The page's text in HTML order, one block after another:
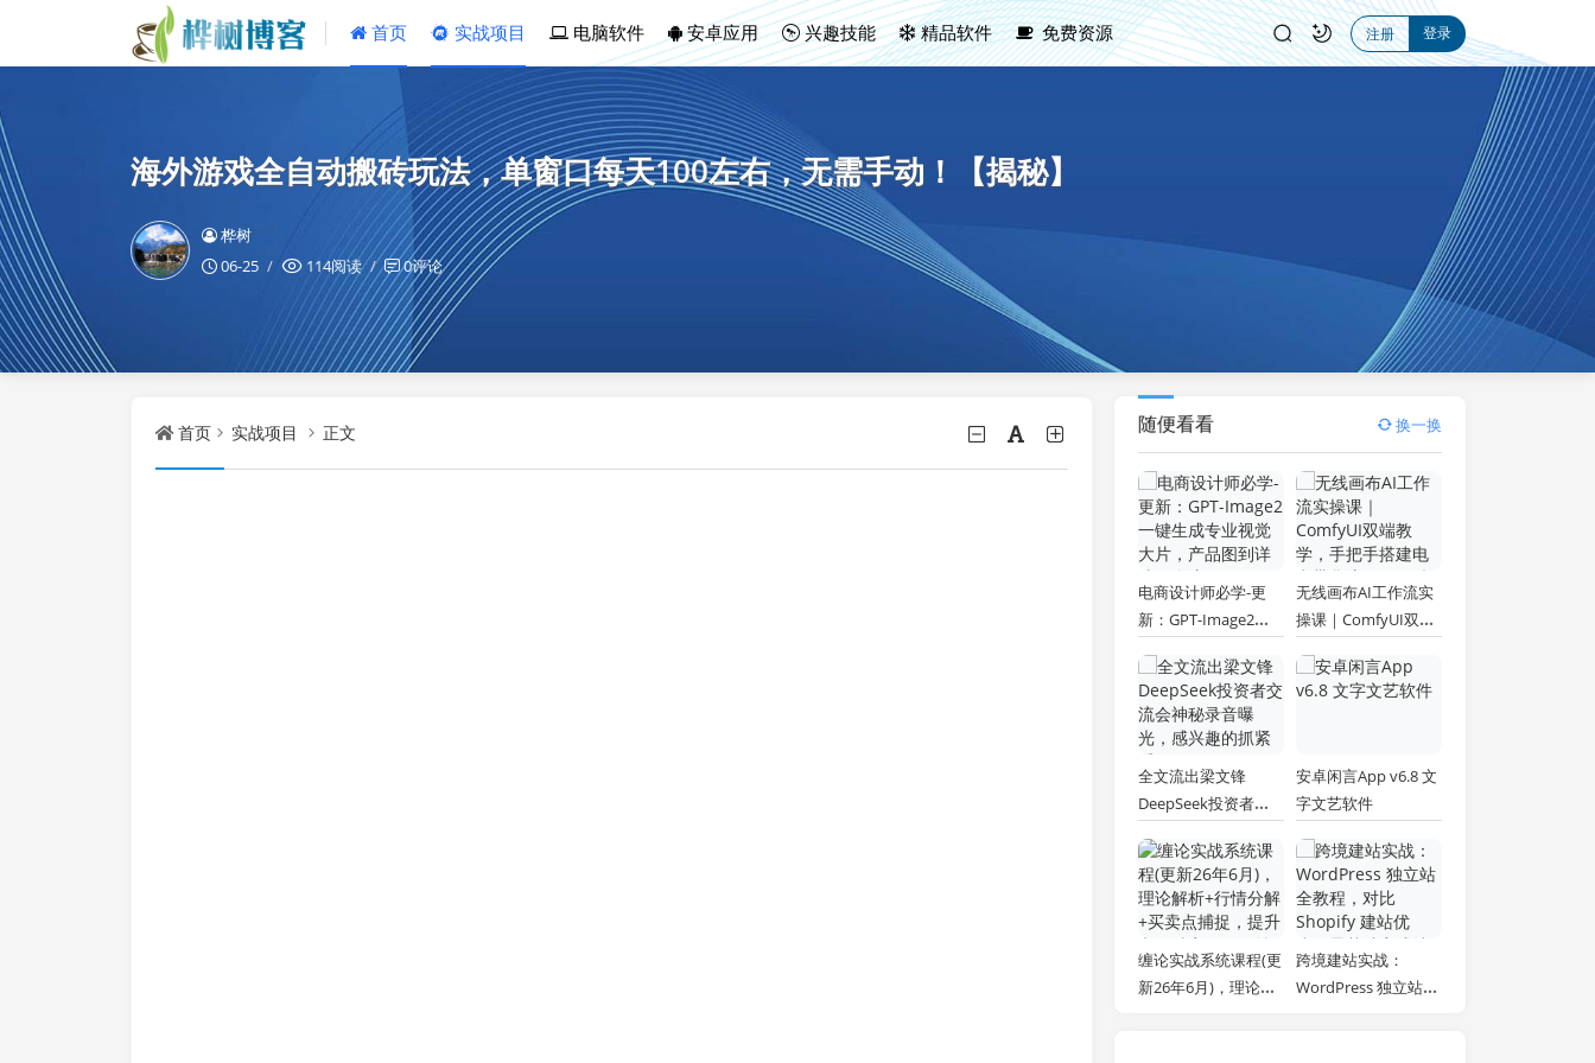
首页 实战项目 电脑软件 安卓应用 兴趣技能 精品软件 免费资源 注册 登录
海外游戏全自动搬砖玩法，单窗口每天100左右，无需手动！【揭秘】
桦树
06-25
114阅读 0评论
首页 实战项目 正文 随便看看 换一换
电商设计师必学-更
新：GPT-Image2一
片，产品图到详情页
全流程
无线画布AI工作流实
操课｜ComfyUI双端
商带货流程，一键批
量产出图文短视频素
全文流出梁文锋
DeepSeek投资者交
感兴趣的抓紧看
安卓闲言App v6.8 文
字文艺软件
缠论实战系统课程(更
新26年6月)，理论解
跨境建站实战：
WordPress 独立站全